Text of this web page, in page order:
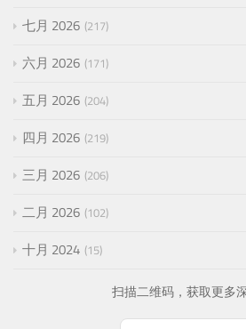
七月 2026 217
六月 2026 171
五月 2026 204
四月 2026 219
三月 2026 206
二月 2026 102
十月 2024 15
扫描二维码，获取更多